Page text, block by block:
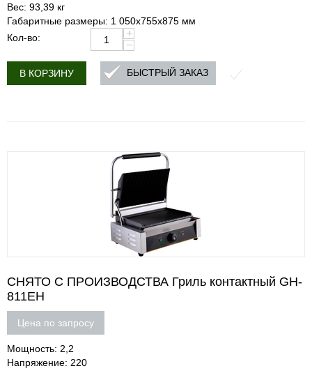
Вес: 93,39 кг
Габаритные размеры: 1 050x755x875 мм
Кол-во:
+
−
В КОРЗИНУ БЫСТРЫЙ ЗАКАЗ
СНЯТО С ПРОИЗВОДСТВА Гриль контактный GH-
811EH
Цена по запросу
Мощность: 2,2
Напряжение: 220